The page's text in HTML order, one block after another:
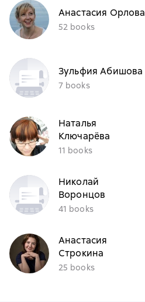
Анастасия Орлова
52 books
Зульфия Абишова
7 books
Наталья
Ключарёва
11 books
Николай
Воронцов
41 books
Анастасия
Строкина
25 books